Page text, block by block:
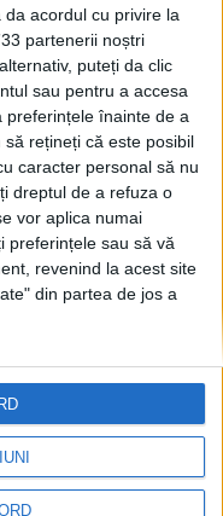
acordul cu privire la
partenerii noștri
puteți da clic
sau pentru a accesa
preferințele înainte de a
să rețineți că este posibil
caracter personal să nu
dreptul de a refuza o
vor aplica numai
preferințele sau să vă
revenind la acest site
din partea de jos a
cîte 50.000 de
2025
și
de la Siret,
Mircea Geoană:
așeza companii
sper că și de altă
care vor folosi
și legătura cu
Asta